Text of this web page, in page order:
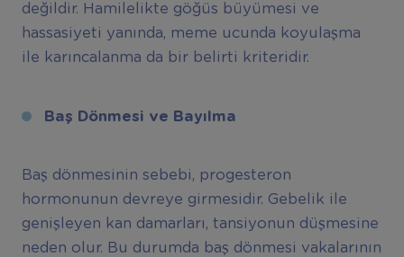
değildir. Hamilelikte göğüs büyümesi ve
hassasiyeti yanında, meme ucunda koyulaşma
ile karıncalanma da bir belirti kriteridir.
Baş Dönmesi ve Bayılma
Baş dönmesinin sebebi, progesteron
hormonunun devreye girmesidir. Gebelik ile
genişleyen kan damarları, tansiyonun düşmesine
neden olur. Bu durumda baş dönmesi vakalarının